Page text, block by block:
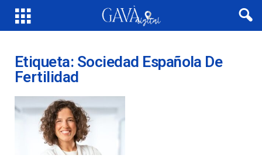
Etiqueta: Sociedad Española De
Fertilidad